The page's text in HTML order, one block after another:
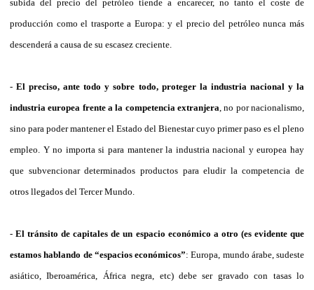
subida del precio del petróleo tiende a encarecer, no tanto el coste de
producción como el trasporte a Europa: y el precio del petróleo nunca más
descenderá a causa de su escasez creciente.
-El preciso, ante todo y sobre todo, proteger la industria nacional y la
industria europea frente a la competencia extranjera , no por nacionalismo,
sino para poder mantener el Estado del Bienestar cuyo primer paso es el pleno
empleo. Y no importa si para mantener la industria nacional y europea hay
que subvencionar determinados productos para eludir la competencia de
otros llegados del Tercer Mundo.
-El tránsito de capitales de un espacio económico a otro (es evidente que
estamos hablando de “espacios económicos”: Europa, mundo árabe, sudeste
asiático, Iberoamérica, África negra, etc) debe ser gravado con tasas lo